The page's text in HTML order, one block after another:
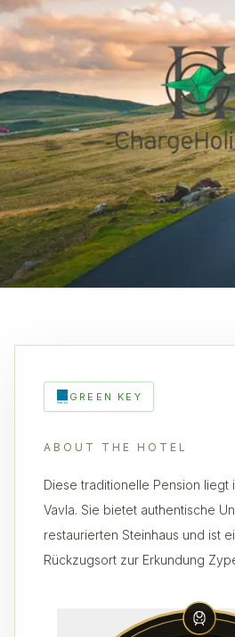
GREEN KEY
ABOUT THE HOTEL
Diese traditionelle Pension liegt
Vavla. Sie bietet authentische
restaurierten Steinhaus und ist
Rückzugsort zur Erkundung